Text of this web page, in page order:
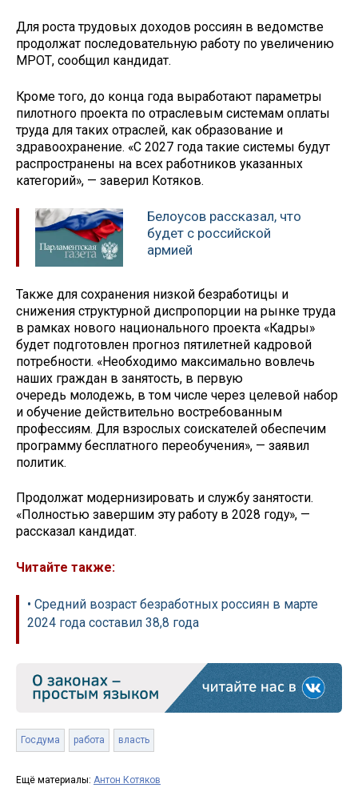
Для роста трудовых доходов россиян в ведомстве
продолжат последовательную работу по увеличению
МРОТ, сообщил кандидат.
Кроме того, до конца года выработают параметры
пилотного проекта по отраслевым системам оплаты
труда для таких отраслей, как образование и
здравоохранение. «С 2027 года такие системы будут
распространены на всех работников указанных
категорий», — заверил Котяков.
Белоусов рассказал, что
будет с российской
армией
Также для сохранения низкой безработицы и
снижения структурной диспропорции на рынке труда
в рамках нового национального проекта «Кадры»
будет подготовлен прогноз пятилетней кадровой
потребности. «Необходимо максимально вовлечь
наших граждан в занятость, в первую
очередь молодежь, в том числе через целевой набор
и обучение действительно востребованным
профессиям. Для взрослых соискателей обеспечим
программу бесплатного переобучения», — заявил
политик.
Продолжат модернизировать и службу занятости.
«Полностью завершим эту работу в 2028 году», —
рассказал кандидат.
Читайте также:
• Средний возраст безработных россиян в марте
2024 года составил 38,8 года
Госдума работа власть
Ещё материалы: Антон Котяков